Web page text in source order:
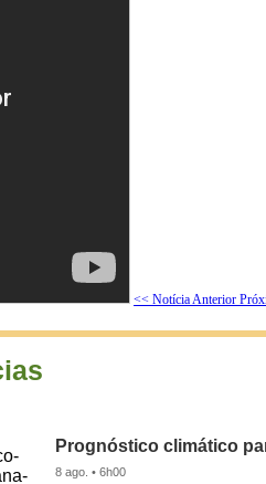
<< Notícia Anterior
Prognóstico climático
8 ago. • 6h00